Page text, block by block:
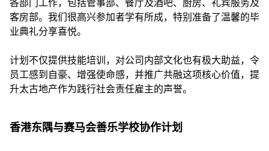
各部门工作，包括管事部、餐厅及酒吧、厨房、礼宾服务及
客房部。我们很高兴参加者学有所成，特别准备了温馨的毕
业典礼分享喜悦。
计划不仅提供技能培训，对公司内部文化也有极大助益，令
员工感到自豪、增强使命感，并推广共融这项核心价值，提
升太古地产作为践行社会责任雇主的声誉。
香港东隅与赛马会善乐学校协作计划